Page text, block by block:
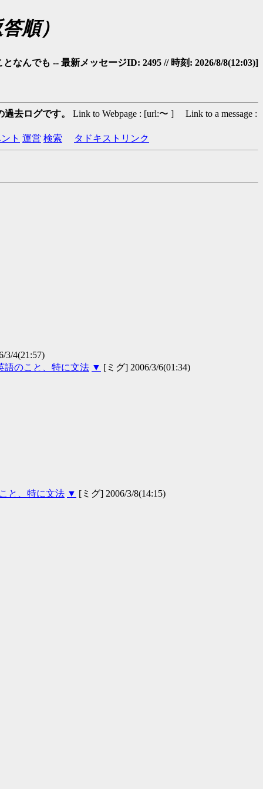
順）
なんでも -- 最新メッセージID: 2495 // 時刻: 2026/8/8(12:03)]
去ログです。 Link to Webpage : [url:〜 ] Link to a message :
ト 運営 検索 タドキストリンク
3/4(21:57)
語のこと、特に文法 ▼ [ミグ] 2006/3/6(01:34)
と、特に文法 ▼ [ミグ] 2006/3/8(14:15)